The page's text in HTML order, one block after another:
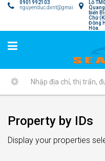
Lô
biển
Chữ
Đông
Hòa.
0901992103
nguyenduc.dxnt@gmail.com
Property by IDs
Display your properties